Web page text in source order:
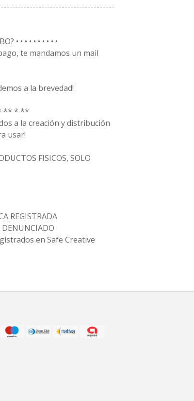
• • • • • • • • • •
te mandamos un mail
a la brevedad!
** * **
a la creación y distribución
usar!
FISICOS, SOLO
REGISTRADA
DENUNCIADO
en Safe Creative